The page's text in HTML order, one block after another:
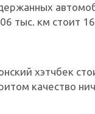
тыс. км стоит
хэтчбек
качество